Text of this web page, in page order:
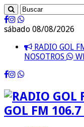
sábado 08/08/2026
RADIO GOL
NOSOTROS
GOL FM